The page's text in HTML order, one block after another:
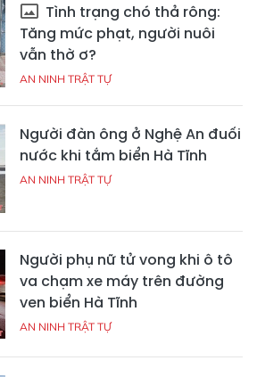
Tình trạng chó thả rông:
Tăng mức phạt, người nuôi
vẫn thờ ơ?
AN NINH TRẬT TỰ
Người đàn ông ở Nghệ An đuối
nước khi tắm biển Hà Tĩnh
AN NINH TRẬT TỰ
Người phụ nữ tử vong khi ô tô
va chạm xe máy trên đường
ven biển Hà Tĩnh
AN NINH TRẬT TỰ